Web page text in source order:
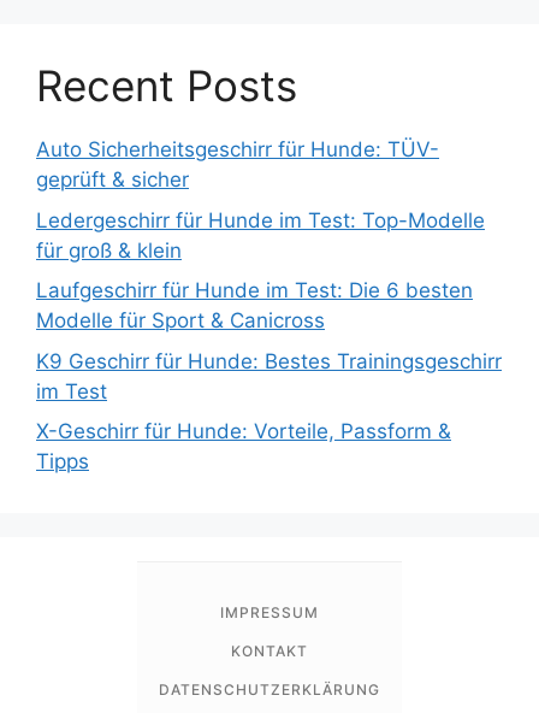
Recent Posts
Auto Sicherheitsgeschirr für Hunde: TÜV-
geprüft & sicher
Ledergeschirr für Hunde im Test: Top-Modelle
für groß & klein
Laufgeschirr für Hunde im Test: Die 6 besten
Modelle für Sport & Canicross
K9 Geschirr für Hunde: Bestes Trainingsgeschirr
im Test
X-Geschirr für Hunde: Vorteile, Passform &
Tipps
IMPRESSUM
KONTAKT
DATENSCHUTZERKLÄRUNG